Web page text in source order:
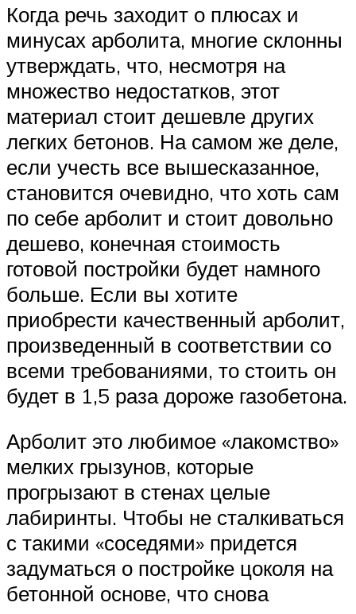
Когда речь заходит о плюсах и
минусах арболита, многие склонны
утверждать, что, несмотря на
множество недостатков, этот
материал стоит дешевле других
легких бетонов. На самом же деле,
если учесть все вышесказанное,
становится очевидно, что хоть сам
по себе арболит и стоит довольно
дешево, конечная стоимость
готовой постройки будет намного
больше. Если вы хотите
приобрести качественный арболит,
произведенный в соответствии со
всеми требованиями, то стоить он
будет в 1,5 раза дороже газобетона.
Арболит это любимое «лакомство»
мелких грызунов, которые
прогрызают в стенах целые
лабиринты. Чтобы не сталкиваться
с такими «соседями» придется
задуматься о постройке цоколя на
бетонной основе, что снова